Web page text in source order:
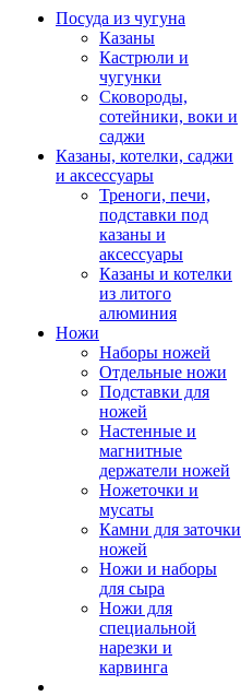
Посуда из чугуна
Казаны
Кастрюли и
чугунки
Сковороды,
сотейники, воки и
саджи
Казаны, котелки, саджи
и аксессуары
Треноги, печи,
подставки под
казаны и
аксессуары
Казаны и котелки
из литого
алюминия
Ножи
Наборы ножей
Отдельные ножи
Подставки для
ножей
Настенные и
магнитные
держатели ножей
Ножеточки и
мусаты
Камни для заточки
ножей
Ножи и наборы
для сыра
Ножи для
специальной
нарезки и
карвинга